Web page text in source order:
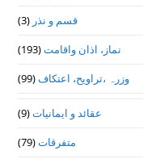
قسم و نذر (3)
نماز، اذان واقامت(193)
وزرہ ،تراويح، اعتكاف(99)
عقائد و ایمانیات(9)
متفرقات(79)